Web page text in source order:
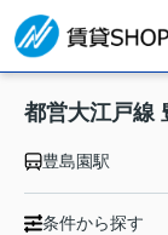
都営大江戸線
豊島園駅
条件から探す